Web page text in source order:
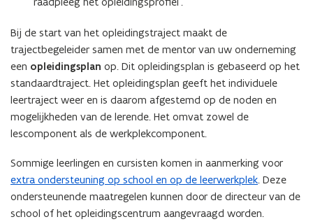
i
e
u
w
v
e
n
t
e
r
)
Bij de start van het opleidingstraject maakt de
trajectbegeleider samen met de mentor van uw onderneming
een opleidingsplan op. Dit opleidingsplan is gebaseerd op het
standaardtraject. Het opleidingsplan geeft het individuele
leertraject weer en is daarom afgestemd op de noden en
mogelijkheden van de lerende. Het omvat zowel de
lescomponent als de werkplekcomponent.
Sommige leerlingen en cursisten komen in aanmerking voor
extra ondersteuning op school en op de leerwerkplek. Deze
ondersteunende maatregelen kunnen door de directeur van de
school of het opleidingscentrum aangevraagd worden.